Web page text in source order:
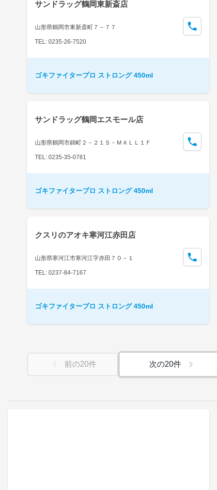
サンドラッグ鶴岡東新斎店
山形県鶴岡市東新斎町７－７７
TEL: 0235-26-7520
ゴキファイタープロ ストロング 450ml
サンドラッグ鶴岡エスモール店
山形県鶴岡市錦町２－２１Ｓ－ＭＡＬＬ１Ｆ
TEL: 0235-35-0781
ゴキファイタープロ ストロング 450ml
クスリのアオキ寒河江赤田店
山形県寒河江市寒河江字赤田７０－１
TEL: 0237-84-7167
ゴキファイタープロ ストロング 450ml
前の20件 次の20件